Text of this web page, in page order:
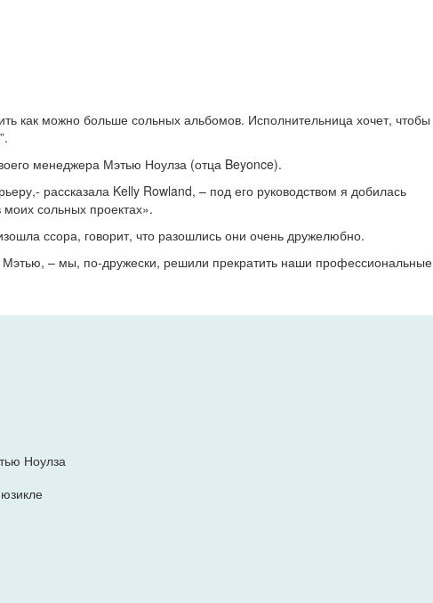
как можно больше сольных альбомов. Исполнительница хочет, чтобы
менеджера Мэтью Ноулза (отца Beyonce).
рассказала Kelly Rowland, – под его руководством я добилась
моих сольных проектах».
ссора, говорит, что разошлись они очень дружелюбно.
Мэтью, – мы, по-дружески, решили прекратить наши профессиональные
Ноулза